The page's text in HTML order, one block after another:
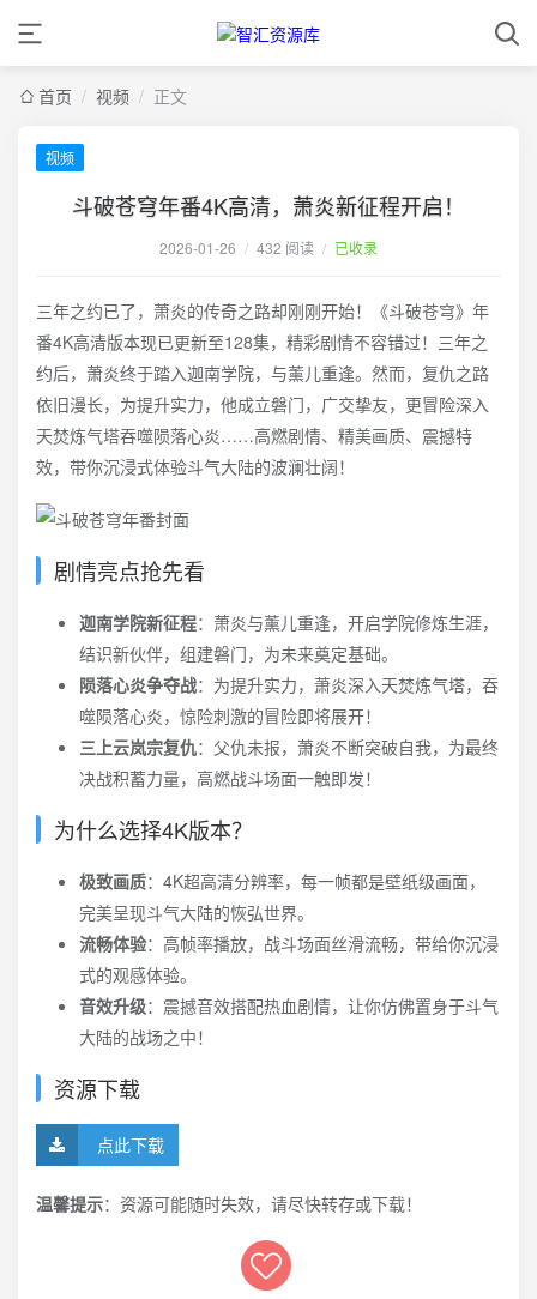
首页 / 视频 / 正文
视频
斗破苍穹年番4K高清，萧炎新征程开启！
2026-01-26 / 432 阅读 / 已收录
三年之约已了，萧炎的传奇之路却刚刚开始！《斗破苍穹》年
番4K高清版本现已更新至128集，精彩剧情不容错过！三年之
约后，萧炎终于踏入迦南学院，与薰儿重逢。然而，复仇之路
依旧漫长，为提升实力，他成立磐门，广交挚友，更冒险深入
天焚炼气塔吞噬陨落心炎……高燃剧情、精美画质、震撼特
效，带你沉浸式体验斗气大陆的波澜壮阔！
剧情亮点抢先看
迦南学院新征程：萧炎与薰儿重逢，开启学院修炼生涯，
结识新伙伴，组建磐门，为未来奠定基础。
陨落心炎争夺战：为提升实力，萧炎深入天焚炼气塔，吞
噬陨落心炎，惊险刺激的冒险即将展开！
三上云岚宗复仇：父仇未报，萧炎不断突破自我，为最终
决战积蓄力量，高燃战斗场面一触即发！
为什么选择4K版本？
极致画质：4K超高清分辨率，每一帧都是壁纸级画面，
完美呈现斗气大陆的恢弘世界。
流畅体验：高帧率播放，战斗场面丝滑流畅，带给你沉浸
式的观感体验。
音效升级：震撼音效搭配热血剧情，让你仿佛置身于斗气
大陆的战场之中！
资源下载
点此下载
温馨提示：资源可能随时失效，请尽快转存或下载！